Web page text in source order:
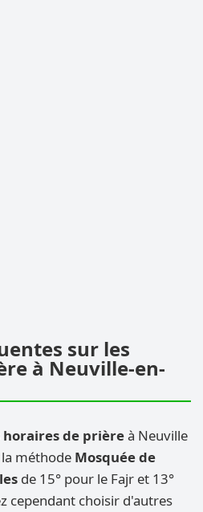
sur les
à Neuville-en-
horaires de prièreà Neuville
méthode Mosquée de
de 15° pour le Fajr et 13°
cependant choisir d'autres